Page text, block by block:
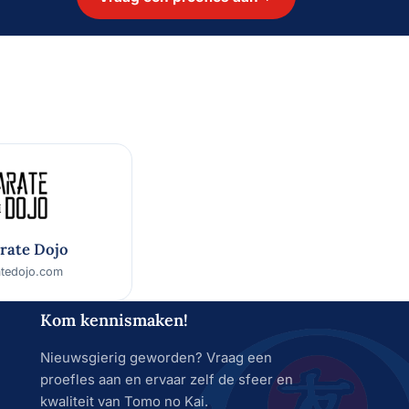
Dojo
Kom kennismaken!
Nieuwsgierig geworden? Vraag een
proefles aan en ervaar zelf de sfeer en
kwaliteit van Tomo no Kai.